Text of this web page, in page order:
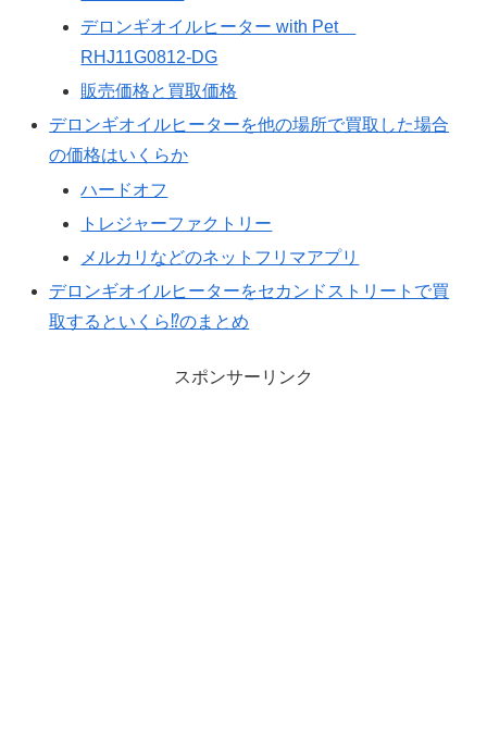
デロンギオイルヒーター with Pet
RHJ11G0812-DG
販売価格と買取価格
デロンギオイルヒーターを他の場所で買取した場合
の価格はいくらか
ハードオフ
トレジャーファクトリー
メルカリなどのネットフリマアプリ
デロンギオイルヒーターをセカンドストリートで買
取するといくら⁉のまとめ
スポンサーリンク